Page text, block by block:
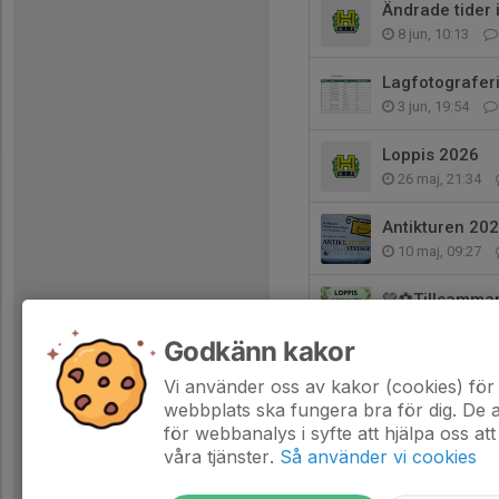
Ändrade tider
8 jun, 10:13
3 jun, 19:54
Loppis 2026
26 maj, 21:34
Antikturen
10 maj, 09:27
23 apr, 20:36
Godkänn kakor
Vi använder oss av kakor (cookies)
webbplats ska fungera bra för dig. De
för webbanalys i syfte att hjälpa oss
våra tjänster. Så använder vi cookies